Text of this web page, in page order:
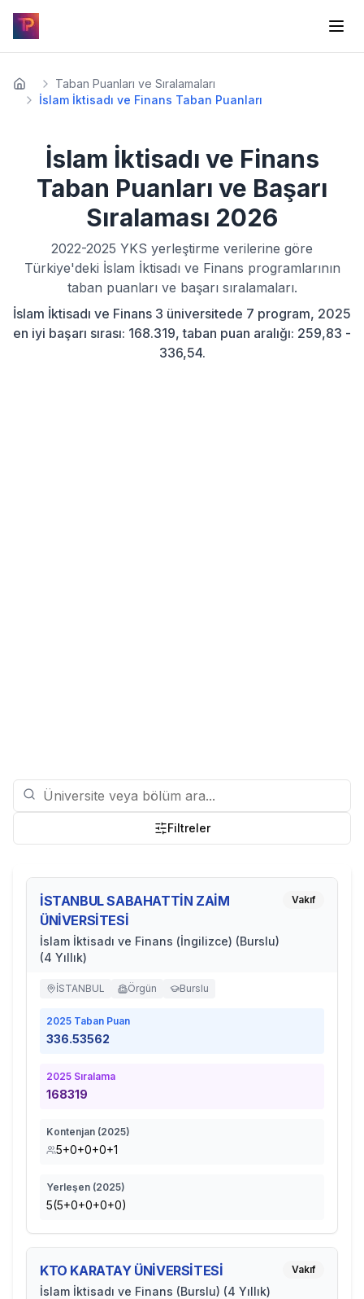
Taban Puanları ve Sıralamaları
İslam İktisadı ve Finans Taban Puanları
İslam İktisadı ve Finans
Taban Puanları ve Başarı
Sıralaması 2026
2022-2025 YKS yerleştirme verilerine göre
Türkiye'deki İslam İktisadı ve Finans programlarının
taban puanları ve başarı sıralamaları.
İslam İktisadı ve Finans 3 üniversitede 7 program, 2025
en iyi başarı sırası: 168.319, taban puan aralığı: 259,83 -
336,54.
Filtreler
İSTANBUL SABAHATTİN ZAİM
ÜNİVERSİTESİ
İslam İktisadı ve Finans (İngilizce) (Burslu)
(4 Yıllık)
Vakıf
İSTANBUL Örgün Burslu
2025 Taban Puan
336.53562
2025 Sıralama
168319
Kontenjan (2025)
5+0+0+0+1
Yerleşen (2025)
5(5+0+0+0+0)
KTO KARATAY ÜNİVERSİTESİ
İslam İktisadı ve Finans (Burslu) (4 Yıllık)
Vakıf